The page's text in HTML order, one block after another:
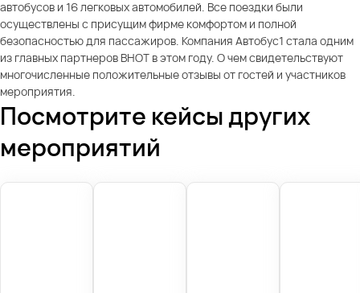
автобусов и 16 легковых автомобилей. Все поездки были
осуществлены с присущим фирме комфортом и полной
безопасностью для пассажиров. Компания Автобус1 стала одним
из главных партнеров ВНОТ в этом году. О чем свидетельствуют
многочисленные положительные отзывы от гостей и участников
мероприятия.
Посмотрите кейсы других
мероприятий